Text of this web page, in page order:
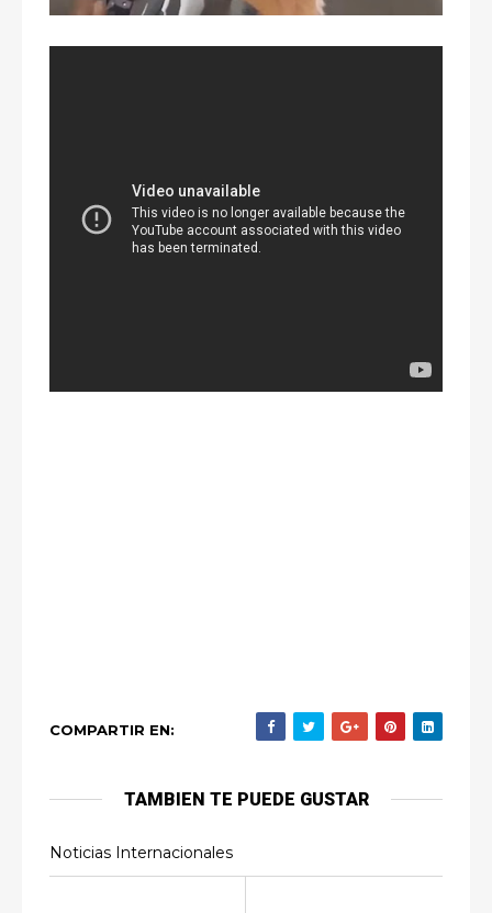
COMPARTIR EN:
TAMBIEN TE PUEDE GUSTAR
Noticias Internacionales